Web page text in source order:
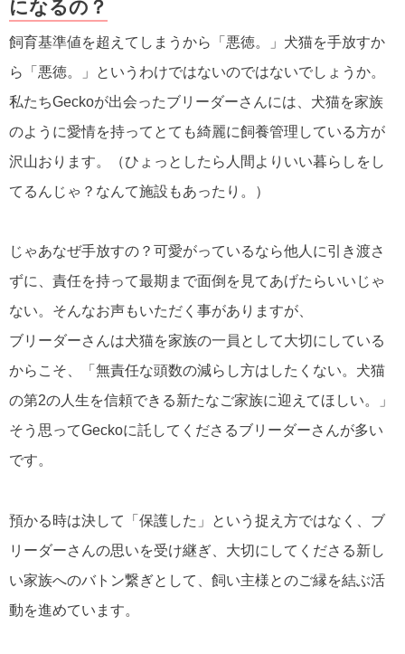
になるの？
飼育基準値を超えてしまうから「悪徳。」犬猫を手放すか
ら「悪徳。」というわけではないのではないでしょうか。
私たちGeckoが出会ったブリーダーさんには、犬猫を家族
のように愛情を持ってとても綺麗に飼養管理している方が
沢山おります。（ひょっとしたら人間よりいい暮らしをし
てるんじゃ？なんて施設もあったり。）
じゃあなぜ手放すの？可愛がっているなら他人に引き渡さ
ずに、責任を持って最期まで面倒を見てあげたらいいじゃ
ない。そんなお声もいただく事がありますが、
ブリーダーさんは犬猫を家族の一員として大切にしている
からこそ、「無責任な頭数の減らし方はしたくない。犬猫
の第2の人生を信頼できる新たなご家族に迎えてほしい。」
そう思ってGeckoに託してくださるブリーダーさんが多い
です。
預かる時は決して「保護した」という捉え方ではなく、ブ
リーダーさんの思いを受け継ぎ、大切にしてくださる新し
い家族へのバトン繋ぎとして、飼い主様とのご縁を結ぶ活
動を進めています。